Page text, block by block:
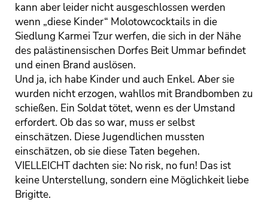
kann aber leider nicht ausgeschlossen werden
wenn „diese Kinder“ Molotowcocktails in die
Siedlung Karmei Tzur werfen, die sich in der Nähe
des palästinensischen Dorfes Beit Ummar befindet
und einen Brand auslösen.
Und ja, ich habe Kinder und auch Enkel. Aber sie
wurden nicht erzogen, wahllos mit Brandbomben zu
schießen. Ein Soldat tötet, wenn es der Umstand
erfordert. Ob das so war, muss er selbst
einschätzen. Diese Jugendlichen mussten
einschätzen, ob sie diese Taten begehen.
VIELLEICHT dachten sie: No risk, no fun! Das ist
keine Unterstellung, sondern eine Möglichkeit liebe
Brigitte.